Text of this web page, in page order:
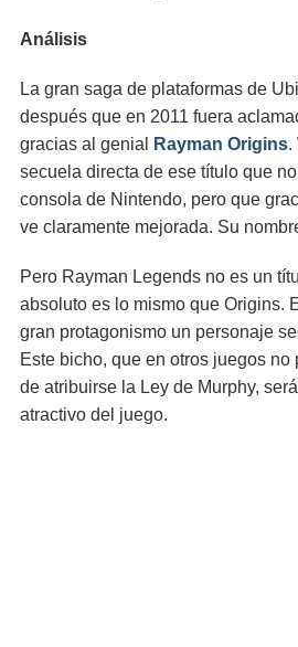
Análisis
La gran saga de plataformas de
después que en 2011 fuera
gracias al genial
Rayman Origins.
secuela directa de ese título que
consola de Nintendo, pero que
ve claramente mejorada. Su
Pero Rayman Legends no es un
absoluto es lo mismo que Origins.
gran protagonismo un personaje
Este bicho, que en otros juegos
de atribuirse la Ley de Murphy,
atractivo del juego.